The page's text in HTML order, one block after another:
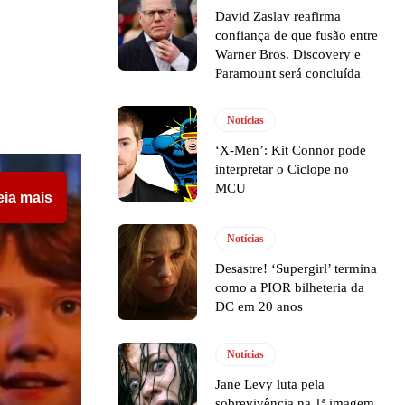
mais
David Zaslav reafirma
confiança de que fusão entre
Warner Bros. Discovery e
Paramount será concluída
Notícias
‘X-Men’: Kit Connor pode
interpretar o Ciclope no
MCU
Notícias
Desastre! ‘Supergirl’ termina
como a PIOR bilheteria da
DC em 20 anos
Notícias
Jane Levy luta pela